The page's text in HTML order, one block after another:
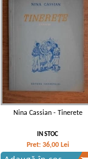
Nina Cassian - Tinerete
IN STOC
Pret: 36,00 Lei